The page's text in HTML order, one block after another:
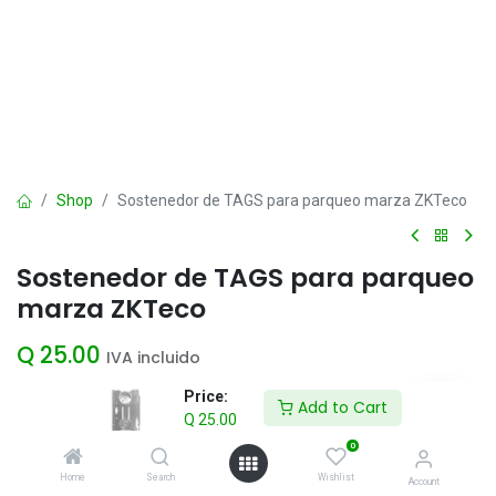
Price:
Q 25.00
Add to Cart
Home Search
0
Wishlist Account
Shop Sostenedor de TAGS para parqueo marza ZKTeco
Sostenedor de TAGS para parqueo
marza ZKTeco
Q 25.00 IVA incluido
Add to Cart
Agregar a la lista de deseos